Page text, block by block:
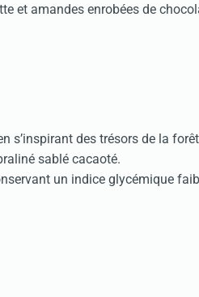
et amandes enrobées de
s’inspirant des trésors de la
sablé cacaoté.
un indice glycémique